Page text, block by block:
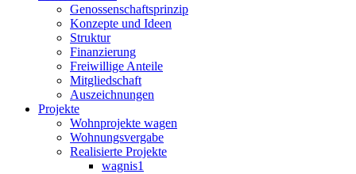
Genossenschaftsprinzip
Konzepte und Ideen
Struktur
Finanzierung
Freiwillige Anteile
Mitgliedschaft
Auszeichnungen
Projekte
Wohnprojekte wagen
Wohnungsvergabe
Realisierte Projekte
wagnis1